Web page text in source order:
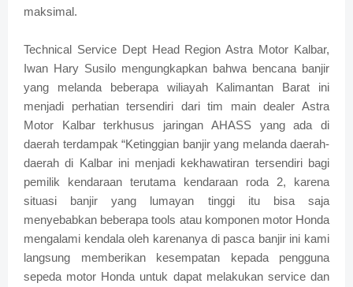
maksimal.
Technical Service Dept Head Region Astra Motor Kalbar,
Iwan Hary Susilo mengungkapkan bahwa bencana banjir
yang melanda beberapa wiliayah Kalimantan Barat ini
menjadi perhatian tersendiri dari tim main dealer Astra
Motor Kalbar terkhusus jaringan AHASS yang ada di
daerah terdampak “Ketinggian banjir yang melanda daerah-
daerah di Kalbar ini menjadi kekhawatiran tersendiri bagi
pemilik kendaraan terutama kendaraan roda 2, karena
situasi banjir yang lumayan tinggi itu bisa saja
menyebabkan beberapa tools atau komponen motor Honda
mengalami kendala oleh karenanya di pasca banjir ini kami
langsung memberikan kesempatan kepada pengguna
sepeda motor Honda untuk dapat melakukan service dan